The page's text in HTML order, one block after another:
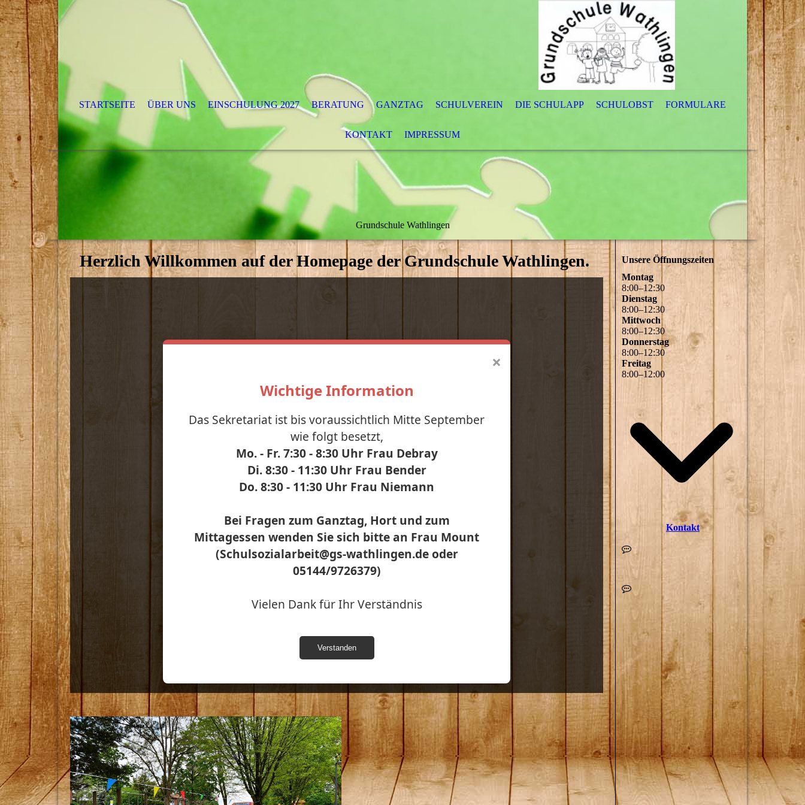
STARTSEITE ÜBER UNS EINSCHULUNG 2027 BERATUNG GANZTAG SCHULVEREIN DIE SCHULAPP SCHULOBST FORMULARE
KONTAKT IMPRESSUM
Grundschule Wathlingen
Herzlich Willkommen auf der Homepage der Grundschule Wathlingen.
Unsere Öffnungszeiten
Montag
8:00–12:30
Dienstag
8:00–12:30
Mittwoch
8:00–12:30
Donnerstag
8:00–12:30
Freitag
8:00–12:00
Kontakt